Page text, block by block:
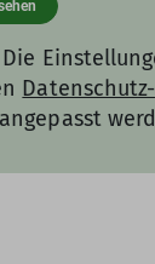
Die
Datenschutz-
angepasst